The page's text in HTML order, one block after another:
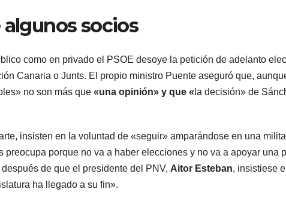
socios
como en privado el PSOE desoye la petición de adelanto
Canaria o Junts. El propio ministro Puente aseguró que,
no son más que «una opinión» y que « la decisión» de
insisten en la voluntad de «seguir» amparándose en una
preocupa porque no va a haber elecciones y no va a apoyar una
de que el presidente del PNV, Aitor Esteban, insistiese
ha llegado a su fin».